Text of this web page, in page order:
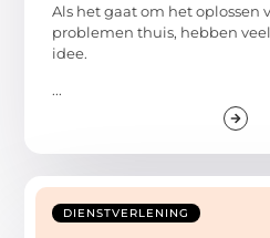
Als het gaat om het oplossen
problemen thuis, hebben
idee.
...
DIENSTVERLENING